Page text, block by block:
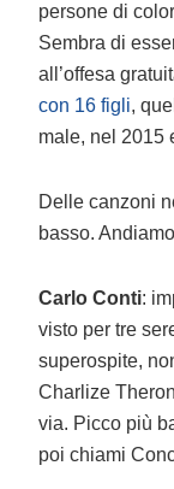
persone di
Sembra di
all’offesa
con 16 figli,
male, nel 2015
Delle canzoni
basso.
Carlo Conti:
visto per tre
superospite,
Charlize
via. Picco più
poi chiami